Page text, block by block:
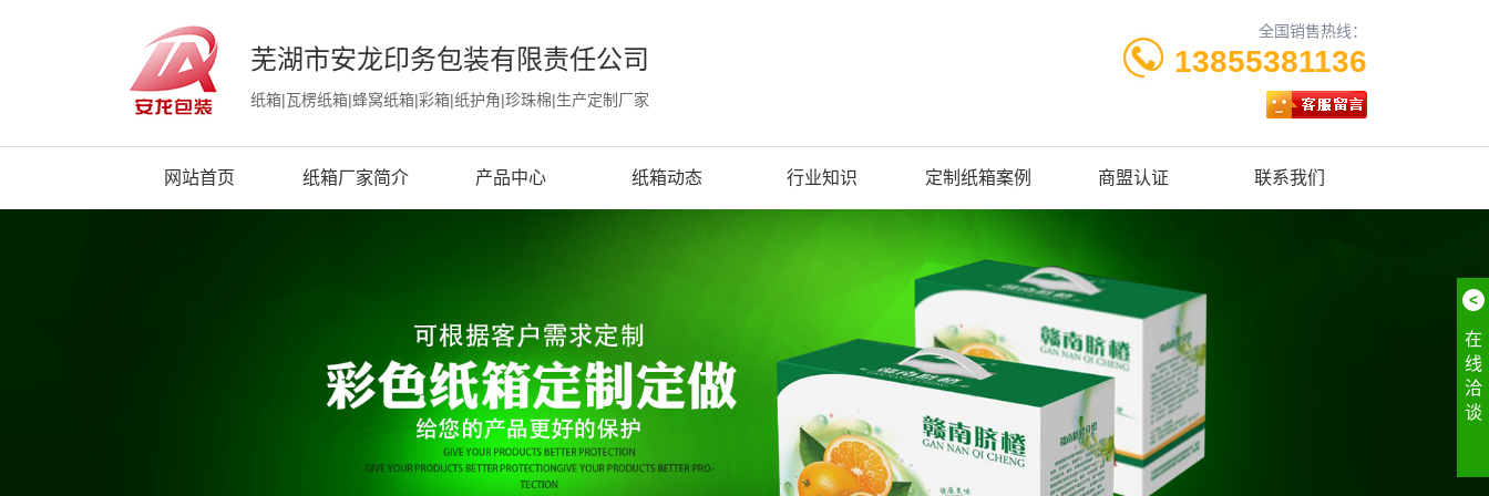
芜湖市安龙印务包装有限责任公司
纸箱|瓦楞纸箱|蜂窝纸箱|彩箱|纸护角|珍珠棉|生产定制厂家
全国销售热线：
13855381136
网站首页 纸箱厂家简介 产品中心 纸箱动态 行业知识 定制纸箱案例 商盟认证 联系我们
<
在
线
洽
谈